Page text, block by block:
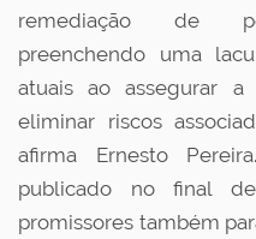
remediação de
preenchendo uma
atuais ao assegurar a
eliminar riscos
afirma Ernesto
publicado no final
promissores também